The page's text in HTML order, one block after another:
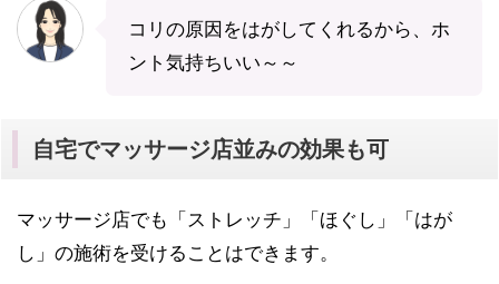
コリの原因をはがしてくれるから、ホ
ント気持ちいい～～
自宅でマッサージ店並みの効果も可
マッサージ店でも「ストレッチ」「ほぐし」「はが
し」の施術を受けることはできます。